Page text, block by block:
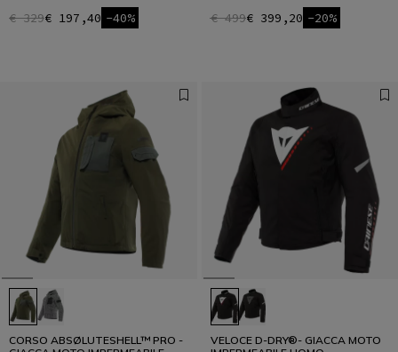
€ 329€ 197,40 -40% € 499€ 399,20 -20%
CORSO ABSØLUTESHELL™ PRO -
VELOCE D-DRY®- GIACCA MOTO